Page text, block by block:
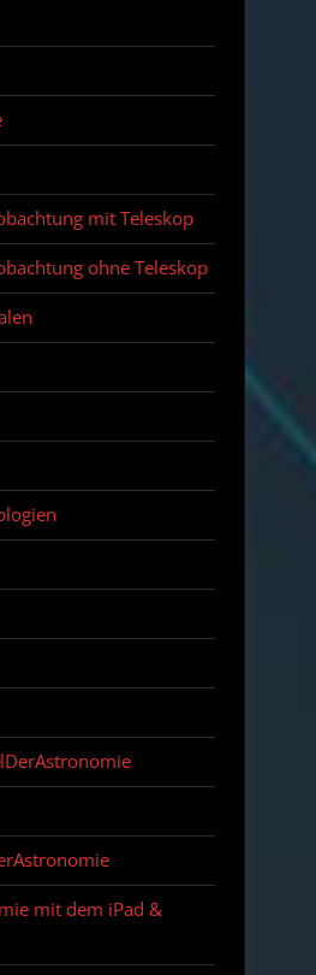
mit Teleskop
ohne Teleskop
mit dem iPad &